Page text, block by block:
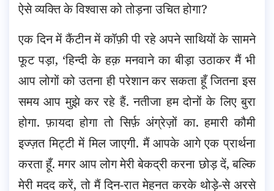
ऐसे व्यक्ति के विश्वास को तोड़ना उचित होगा?
एक दिन में कैंटीन में कॉफ़ी पी रहे अपने साथियों के सामने
फूट पड़ा, ‘हिन्दी के हक़ मनवाने का बीड़ा उठाकर मैं भी
आप लोगों को उतना ही परेशान कर सकता हूँ जितना इस
समय आप मुझे कर रहे हैं. नतीजा हम दोनों के लिए बुरा
होगा. फ़ायदा होगा तो सिर्फ़ अंग्रेज़ों का. हमारी कौमी
इज्ज़त मिट्टी में मिल जाएगी. मैं आपके आगे एक प्रार्थना
करता हूँ. मगर आप लोग मेरी बेकद्री करना छोड़ दें, बल्कि
मेरी मदद करें, तो मैं दिन-रात मेहनत करके थोड़े-से अरसे